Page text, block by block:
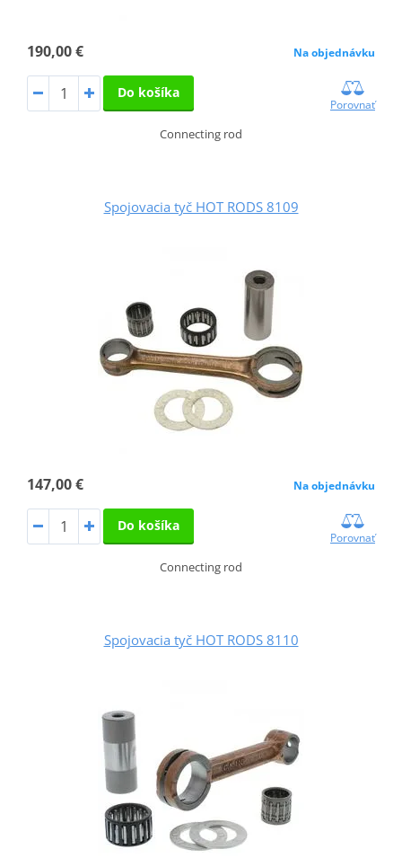
190,00 € Na objednávku
Do košíka
Porovnať
Connecting rod
Spojovacia tyč HOT RODS 8109
147,00 € Na objednávku
Do košíka
Porovnať
Connecting rod
Spojovacia tyč HOT RODS 8110